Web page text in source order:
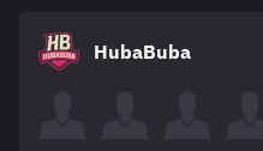
HubaBuba